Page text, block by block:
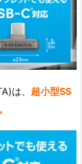
は、 超小型SS